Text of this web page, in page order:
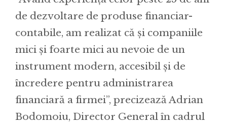
de dezvoltare de produse financiar-
contabile, am realizat că și companiile
mici și foarte mici au nevoie de un
instrument modern, accesibil și de
încredere pentru administrarea
financiară a firmei”, precizează Adrian
Bodomoiu, Director General în cadrul